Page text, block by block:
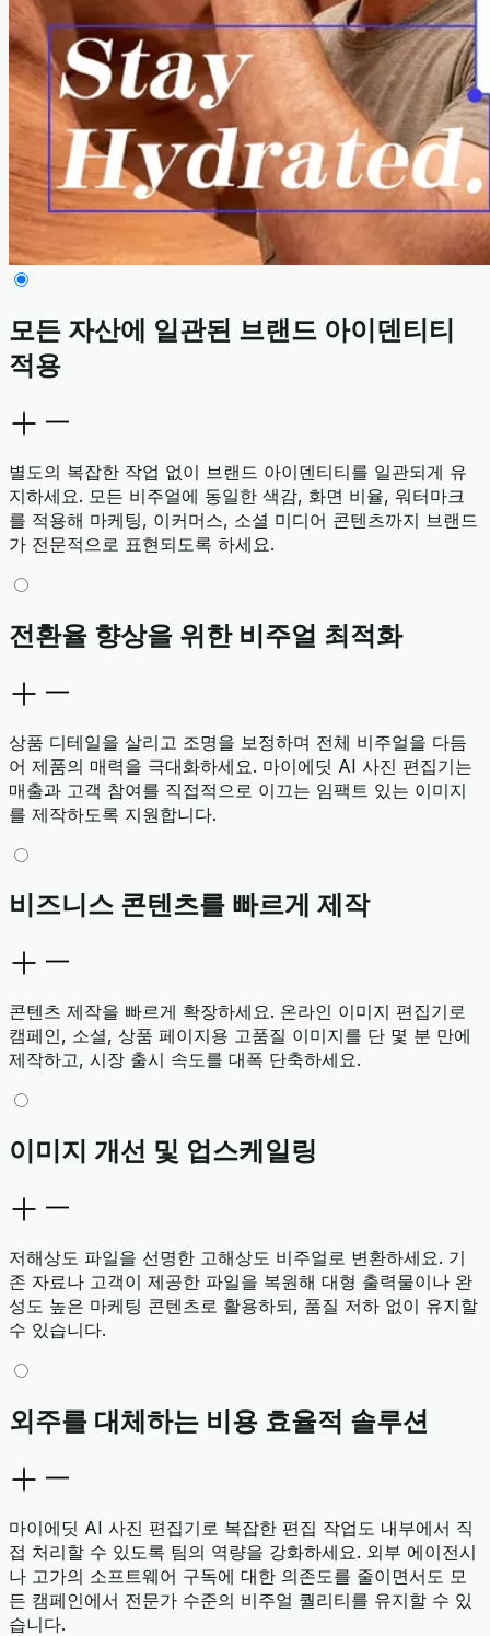
모든 자산에 일관된 브랜드 아이덴티티
적용
별도의 복잡한 작업 없이 브랜드 아이덴티티를 일관되게 유
지하세요. 모든 비주얼에 동일한 색감, 화면 비율, 워터마크
를 적용해 마케팅, 이커머스, 소셜 미디어 콘텐츠까지 브랜드
가 전문적으로 표현되도록 하세요.
전환율 향상을 위한 비주얼 최적화
상품 디테일을 살리고 조명을 보정하며 전체 비주얼을 다듬
어 제품의 매력을 극대화하세요. 마이에딧 AI 사진 편집기는
매출과 고객 참여를 직접적으로 이끄는 임팩트 있는 이미지
를 제작하도록 지원합니다.
비즈니스 콘텐츠를 빠르게 제작
콘텐츠 제작을 빠르게 확장하세요. 온라인 이미지 편집기로
캠페인, 소셜, 상품 페이지용 고품질 이미지를 단 몇 분 만에
제작하고, 시장 출시 속도를 대폭 단축하세요.
이미지 개선 및 업스케일링
저해상도 파일을 선명한 고해상도 비주얼로 변환하세요. 기
존 자료나 고객이 제공한 파일을 복원해 대형 출력물이나 완
성도 높은 마케팅 콘텐츠로 활용하되, 품질 저하 없이 유지할
수 있습니다.
외주를 대체하는 비용 효율적 솔루션
마이에딧 AI 사진 편집기로 복잡한 편집 작업도 내부에서 직
접 처리할 수 있도록 팀의 역량을 강화하세요. 외부 에이전시
나 고가의 소프트웨어 구독에 대한 의존도를 줄이면서도 모
든 캠페인에서 전문가 수준의 비주얼 퀄리티를 유지할 수 있
습니다.